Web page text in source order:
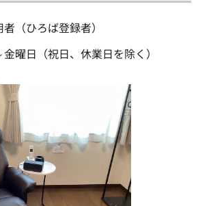
（ひろば登録者）
曜日（祝日、休業日を除く）